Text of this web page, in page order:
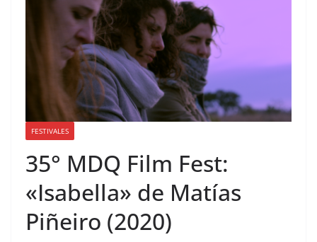
FESTIVALES
35° MDQ Film Fest:
«Isabella» de Matías
Piñeiro (2020)